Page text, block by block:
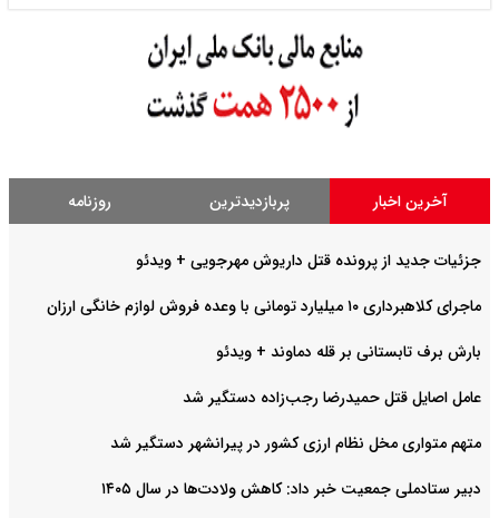
آخرین اخبار پربازدیدترین روزنامه
جزئیات جدید از پرونده قتل داریوش مهرجویی + ویدئو
ماجرای کلاهبرداری ۱۰ میلیارد تومانی با وعده فروش لوازم خانگی ارزان
بارش برف تابستانی بر قله دماوند + ویدئو
عامل اصایل قتل حمیدرضا رجب‌‌زاده دستگیر شد
متهم متواری مخل نظام ارزی کشور در پیرانشهر دستگیر شد
دبیر ستادملی جمعیت خبر داد: کاهش ولادت‌ها در سال ۱۴۰۵